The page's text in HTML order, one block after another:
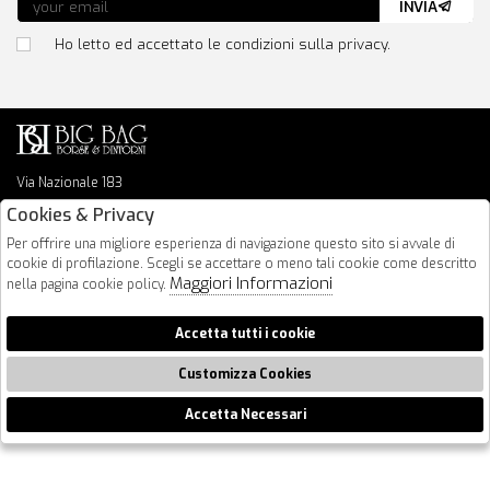
Via Nazionale 183
64026 Roseto Degli Abruzzi
info@bigbagshoponline.it
follow us
Ho letto ed accettato le condizioni sulla privacy.
INVIA
2026 BigBag - P.iva : 00916940679 Powered by
🍪
Cookies & Privacy
Per offrire una migliore esperienza di navigazione questo sito si avvale di
cookie di profilazione. Scegli se accettare o meno tali cookie come descritto
nella pagina cookie policy. Maggiori Informazioni
Accetta tutti i cookie
Customizza Cookies
Accetta Necessari